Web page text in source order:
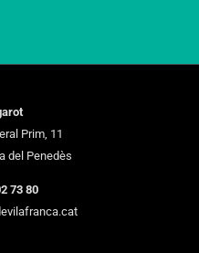
Prim, 11
del Penedès
73 80